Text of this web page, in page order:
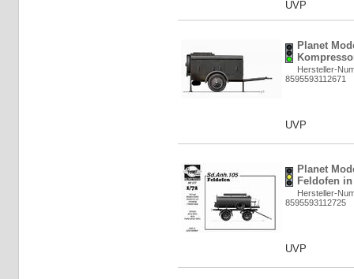
UVP
Planet
Hersteller-
8595593112671
UVP
Planet
Feldofen in
Hersteller-
8595593112725
UVP